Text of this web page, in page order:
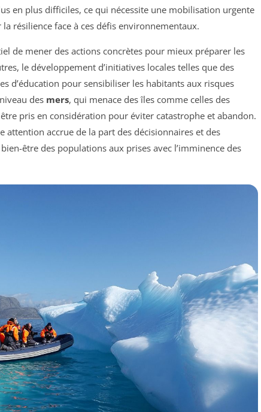
en plus difficiles, ce qui nécessite une mobilisation urgente
résilience face à ces défis environnementaux.
de mener des actions concrètes pour mieux préparer les
le développement d’initiatives locales telles que des
d’éducation pour sensibiliser les habitants aux risques
des mers, qui menace des îles comme celles des
pris en considération pour éviter catastrophe et abandon.
accrue de la part des décisionnaires et des
être des populations aux prises avec l’imminence des